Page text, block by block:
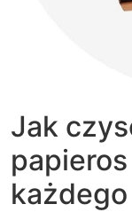
Jak